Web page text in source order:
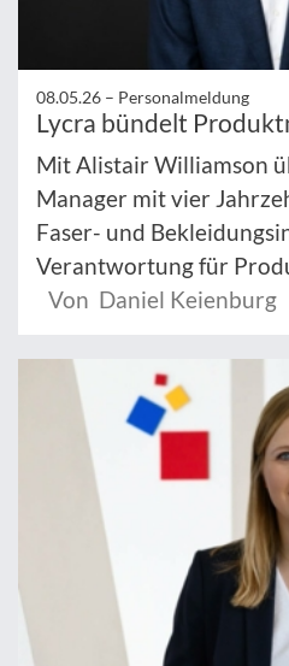
08.05.26 – Personalmeldung
Lycra bündelt
Mit Alistair Williamson
Manager mit vier
Faser- und
Verantwortung für
Von Daniel Keienburg